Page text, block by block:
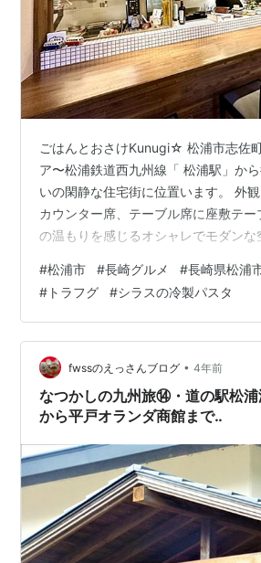
ごはんとおさけKunugi☆ 松浦市志佐
ア〜松浦鉄道西九州線「 松浦駅」か
いの閑静な住宅街に位置います。 外
カウンター席、テーブル席に座敷テー
の温もりを感じるオシャレでモダンな
グ」フェア（1/30〜2/19）の参画店舗
で、シラスを使った料理を出して頂き
いえば「アジフライの聖地」として
功した市町村ですね〜昨今では松浦
フライ専門店」や「アジフライ自販機
き、老若男女がアジフライを…
#松浦市 #長崎グルメ #長崎県松浦
# トラフグ #シラスの冷製パスタ
fwssのえっさんブログ • 4年前
なつかしの九州旅⑭・道の駅松
から平戸オランダ商館まで‥